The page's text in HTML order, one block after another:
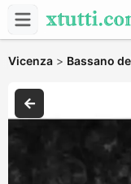
Vicenza > Bassano